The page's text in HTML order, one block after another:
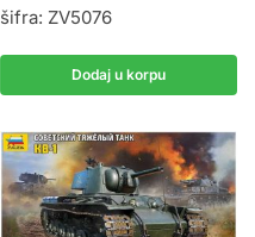
šifra: ZV5076
Dodaj u korpu